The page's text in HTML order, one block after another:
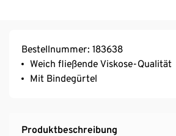
Bestellnummer: 183638
Weich fließende Viskose-Qualität
Mit Bindegürtel
Produktbeschreibung